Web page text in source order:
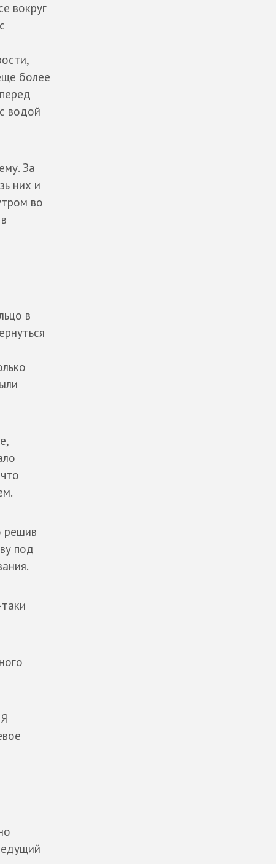
вокруг
более
водой
За
них и
во
в
решив
под
едущий